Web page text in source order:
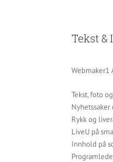
Tekst &
Webmaker1
Tekst, foto
Nyhetssaker
Rykk og
LiveU på
Innhold på